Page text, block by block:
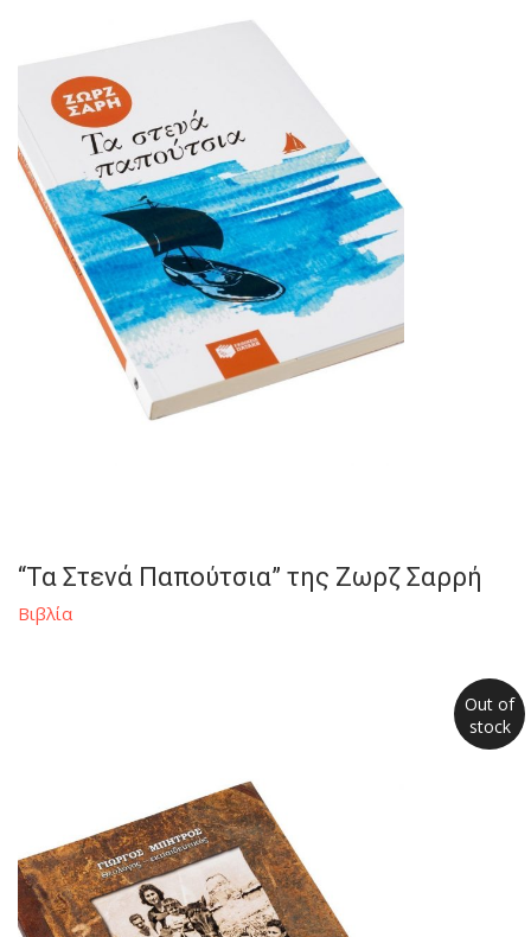
“Τα Στενά Παπούτσια” της Ζωρζ Σαρρή
Βιβλία
Out of
stock